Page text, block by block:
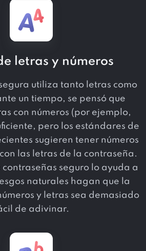
letras y números
utiliza tanto letras como
un tiempo, se pensó que
con números (por ejemplo,
pero los estándares de
sugieren tener números
las letras de la contraseña.
seguro lo ayuda a
naturales hagan que la
y letras sea demasiado
de adivinar.